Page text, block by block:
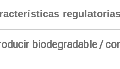
biodegradable /